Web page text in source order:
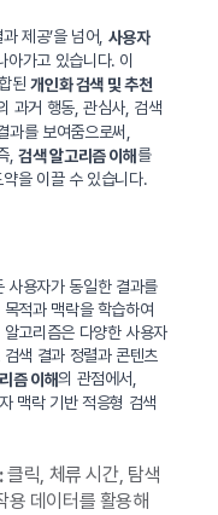
제공’을 넘어, 사용자
가고 있습니다. 이
된개인화 검색 및 추천
과거 행동, 관심사, 검색
를 보여줌으로써,
,검색 알고리즘 이해 를
을 이끌 수 있습니다.
용자가 동일한 결과를
적과 맥락을 학습하여
고리즘은 다양한 사용자
색 결과 정렬과 콘텐츠
즘 이해의 관점에서,
맥락 기반 적응형 검색
클릭, 체류 시간, 탐색
용 데이터를 활용해